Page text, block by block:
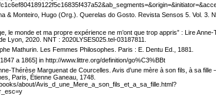
& Monteiro, Hugo (Org.). Querelas do Gosto. Revista Sensos 5. Vol. 3. Nº
le monde et ma propre expérience ne m’ont que trop appris” : Lire
Lyon, 2020. NNT : 2020LYSES025.tel-03187811.
Mathurin. Les Femmes Philosophes. Paris : E. Dentu Ed., 1881.
a 1865] in http://www.littre.org/definition/go%C3%BBt
Thérèse Marguenat de Courcelles. Avis d’une mère à son fils, à sa fille
Paris, Étienne Ganeau, 1748.
about/Avis_d_une_Mere_a_son_fils_et_a_sa_fille.html?